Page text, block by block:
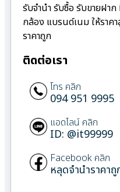
รับจำนำ รับซื้อ รับขายฝา
กล้อง แบรนด์เนม ให้ราค
ราคาถูก
ติดต่อเรา
โทร คลิก
094 951 9995
แอดไลน์ คลิก
ID: @it99999
Facebook คลิก
หลุดจำนำราคาถู